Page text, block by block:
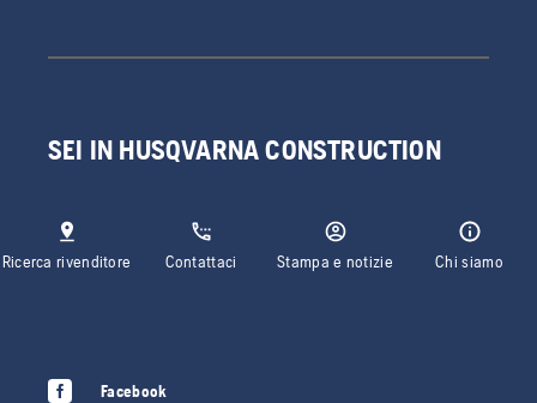
SEI IN HUSQVARNA CONSTRUCTION
Ricerca rivenditore Contattaci Stampa e notizie Chi siamo
Facebook